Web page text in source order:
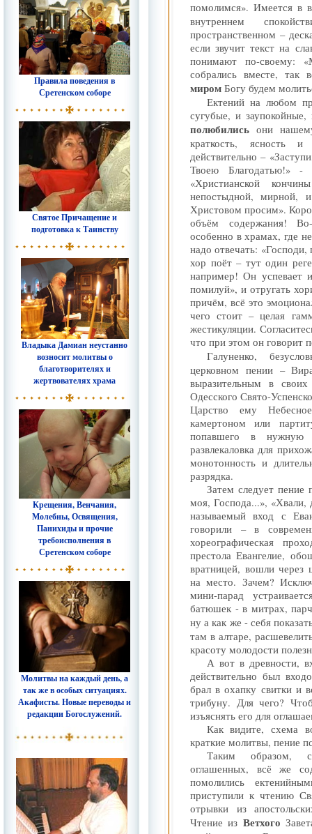
Правила поведения в
Сретенском соборе
Святое Причащение и
подготовка к Таинству
Владыка Дамиан неустанно
возносит молитвы о
благотворителях и
жертвователях храма
Крещения, Венчания,
Молебны, Освящения,
Панихиды и прочие
требоисполнения в
Сретенском соборе
Молитвы на каждый день, а
так же в особых ситуациях.
Акафисты. Новые переводы и
редакции Богослужений.
помолимся». Имеется
внутреннем
пространственном –
если звучит текст на
понимают по-своему:
собрались вместе, так
миром Богу будем
Ектений на любом
сугубые, и
полюбились они
краткость, ясность
действительно –
Твоею Благодатью!» -
«Христианской
непостыдной, мирной,
Христовом просим».
объём содержания!
особенно в храмах, где
надо отвечать:
хор поёт – тут один
например! Он успевает
помилуй», и отругать
причём, всё это
чего стоит – целая
жестикуляции.
что при этом он говорит
Галуненко,
церковном пении –
выразительным в
Одесского Свято-
Царство ему
камертоном или
попавшего в нужную
развлекаловка для
монотонность и
разрядка.
Затем следует пение
моя, Господа...»,
называемый вход с
говорили – в
хореографическая
престола Евангелие,
вратницей, вошли через
на место. Зачем?
мини-парад
батюшек - в митрах,
ну а как же - себя
там в алтаре,
красоту молодости
А вот в древности,
действительно был
брал в охапку свитки и
трибуну. Для чего?
изъяснять его для
Как видите, схема
краткие молитвы, пение
Таким образом,
оглашенных, всё же
помолились
приступили к чтению
отрывки из
Чтение из Ветхого